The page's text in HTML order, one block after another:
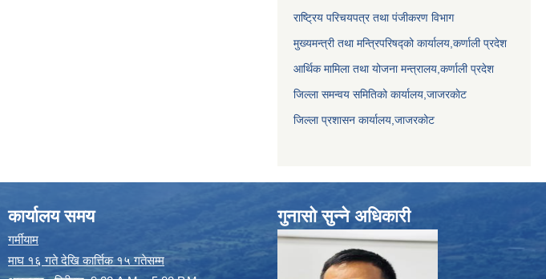
राष्ट्रिय परिचयपत्र तथा पंजीकरण विभाग
मुख्यमन्त्री तथा मन्त्रिपरिषद्को कार्यालय,कर्णाली प्रदेश
आर्थिक मामिला तथा योजना मन्त्रालय,कर्णाली प्रदेश
जिल्ला समन्वय समितिको कार्यालय,जाजरकाेट
जिल्ला प्रशासन कार्यालय,जाजरकोट
कार्यालय समय
गर्मीयाम
माघ १६ गते देखि कार्त्तिक १५ गतेसम्म
गुनासो सुन्ने अधिकारी